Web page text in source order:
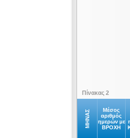
Πίνακας 2
ΜΗΝΑΣ
Μέσος
αριθμός
ημερών με
ΒΡΟΧΗ